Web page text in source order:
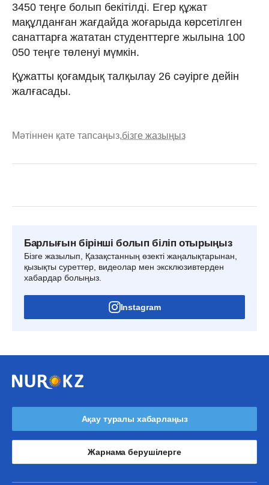
3450 теңге болып бекітілді. Егер құжат
мақұлданған жағдайда жоғарыда көрсетілген
санаттарға жататан студенттерге жылына 100
050 теңге төленуі мүмкін.
Құжатты қоғамдық талқылау 26 сәуірге дейін
жалғасады.
Мәтіннен қате тапсаңыз,бізге жазыңыз
Барлығын бірінші болып біліп отырыңыз
Бізге жазылып, Қазақстанның өзекті жаңалықтарынан,
қызықты суреттер, видеолар мен эксклюзивтерден
хабардар болыңыз.
Instagram
Ақау туралы хабарлаңыз
Жарнама берушілерге